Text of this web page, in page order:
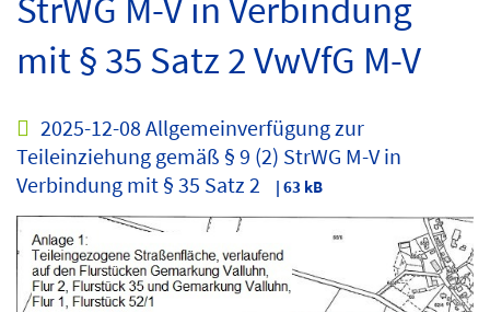
StrWG M-V in Verbindung
mit § 35 Satz 2 VwVfG M-V
2025-12-08 Allgemeinverfügung zur
Teileinziehung gemäß § 9 (2) StrWG M-V in
Verbindung mit § 35 Satz 2
| 63 kB